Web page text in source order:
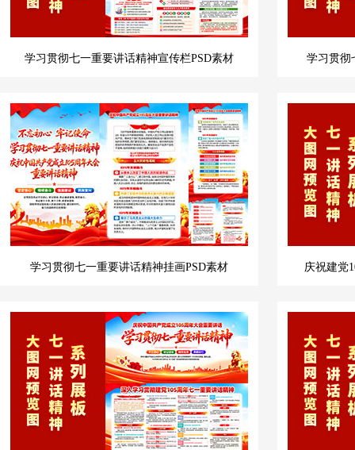
学习贯彻七一重要讲话精神宣传栏PSD素材 学习贯彻
学习贯彻七一重要讲话精神挂画PSD素材 庆祝建党